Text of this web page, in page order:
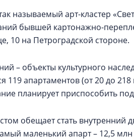
называемый арт-кластер
бывшей картонажно-
10 на Петроградской стороне.
– объекты культурного
119 апартаментов (от 20 до
планирует приспособить
обещает стать внутренний
маленький апарт – 12,5